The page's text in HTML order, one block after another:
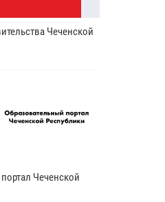
Чеченской
Чеченской